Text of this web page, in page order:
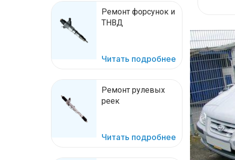
Ремонт форсунок и
ТНВД
Читать подробнее
Ремонт рулевых
реек
Читать подробнее